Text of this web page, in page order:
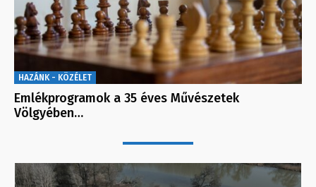
HAZÁNK - KÖZÉLET
Emlékprogramok a 35 éves Művészetek
Völgyében…